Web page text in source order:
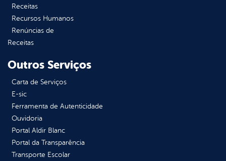
Receitas
Recursos Humanos
Renúncias de
Receitas
Outros Serviços
Carta de Serviços
E-sic
Ferramenta de Autenticidade
Ouvidoria
Portal Aldir Blanc
Portal da Transparência
Transporte Escolar